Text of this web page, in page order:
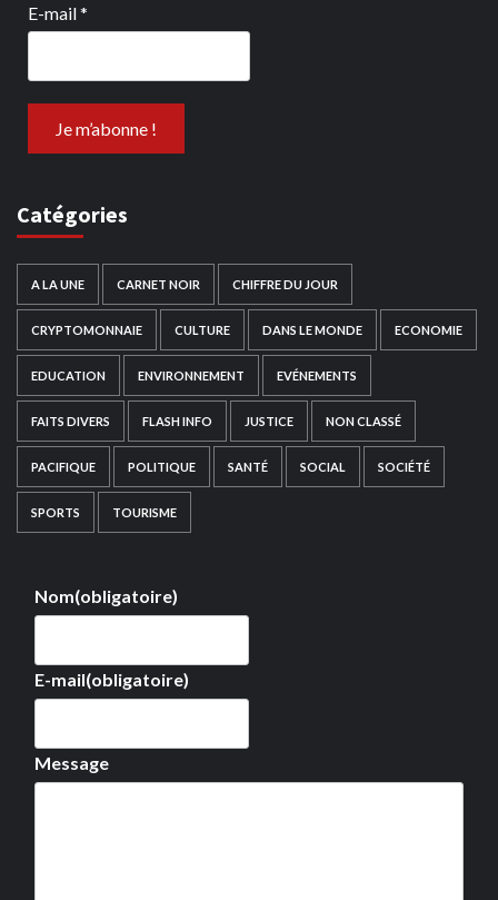
E-mail*
Catégories
A LA UNE CARNET NOIR CHIFFRE DU JOUR
CRYPTOMONNAIE CULTURE DANS LE MONDE ECONOMIE
EDUCATION ENVIRONNEMENT EVÉNEMENTS
FAITS DIVERS FLASH INFO JUSTICE NON CLASSÉ
PACIFIQUE POLITIQUE SANTÉ SOCIAL SOCIÉTÉ
SPORTS TOURISME
Nom(obligatoire)
E-mail(obligatoire)
Message